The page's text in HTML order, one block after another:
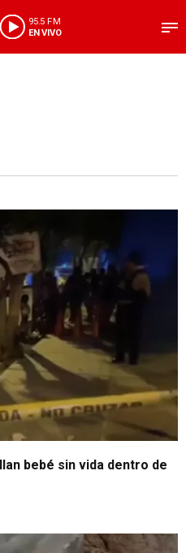
95.5 FM
EN VIVO
bebé sin vida dentro de